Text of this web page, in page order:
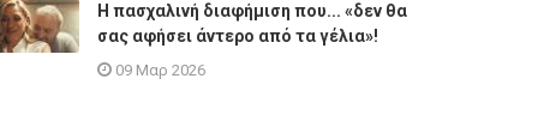
Η πασχαλινή διαφήμιση που... «δεν θα
σας αφήσει άντερο από τα γέλια»!
09 Μαρ 2026